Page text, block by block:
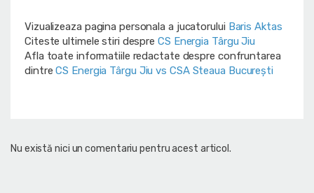
Vizualizeaza pagina personala a jucatorului Baris Aktas
Citeste ultimele stiri despre CS Energia Târgu Jiu
Afla toate informatiile redactate despre confruntarea
dintreCS Energia Târgu Jiu vs CSA Steaua București
Nu există nici un comentariu pentru acest articol.